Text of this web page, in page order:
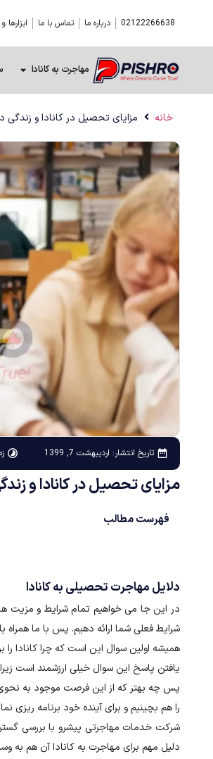
02122266638 درباره ما تماس با ما
مهاجرت به کانادا
خانه مزایای تحصیل در کانادا و زندگی
تاریخ انتشار: اردیبهشت 7, 1399
مزایای تحصیل در کانادا و
فهرست مطالب
دلایل مهاجرت تحصیلی به کانادا
در این جا می خواهیم تمام شرایط و مزیت
شرایط فعلی شما ارائه دهیم. پس با ما همراه
همیشه اولین سوال این است که چرا کانادا
یافتن پاسخ این سوال خیلی ارزشمند است
پس چه بهتر که از این فرصت موجود به
را هم بچینیم و برای آینده خود برنامه ریزی
دلیل مهم برای مهاجرت به کانادا آن هم به